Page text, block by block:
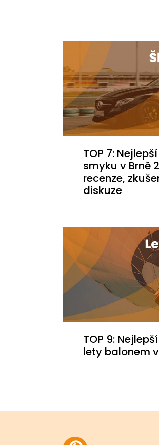
TOP 7:
smyku v Brně
recenze,
diskuze
TOP 9:
lety balonem